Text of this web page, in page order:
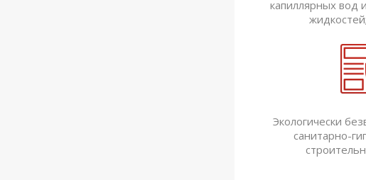
капиллярных вод
жидкостей;
Экологически
санитарно-